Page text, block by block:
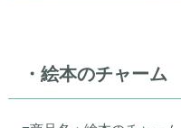
・ 絵本のチャーム